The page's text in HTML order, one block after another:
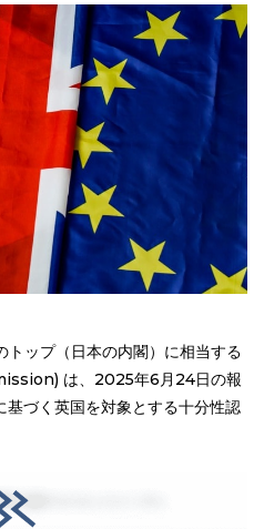
ップ（日本の内閣）に相当する
は、2025年6月24日の報
づく英国を対象とする十分性認